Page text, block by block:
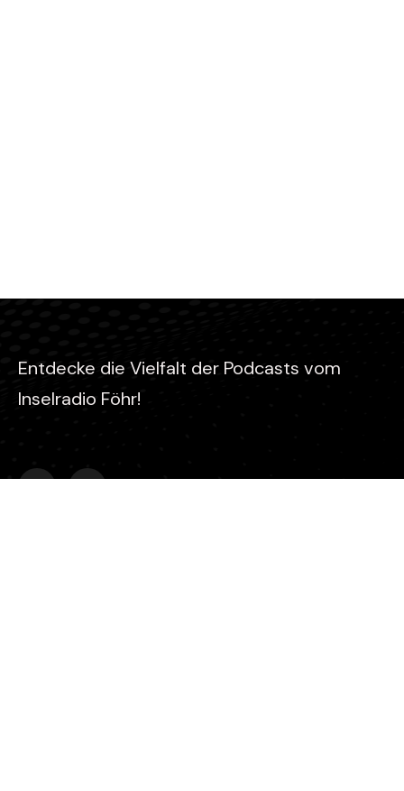
Entdecke die Vielfalt der Podcasts vom
Inselradio Föhr!